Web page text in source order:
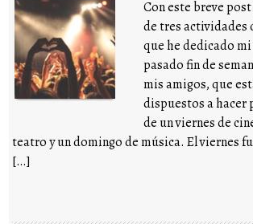
Con este breve
de tres actividades
que he dedicado
pasado fin de
mis amigos, que
dispuestos a hacer
de un viernes de
teatro y un domingo de música. El viernes
[…]